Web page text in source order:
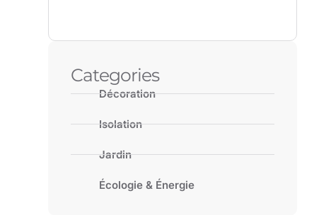
Categories
Décoration
Isolation
Jardin
Écologie & Énergie